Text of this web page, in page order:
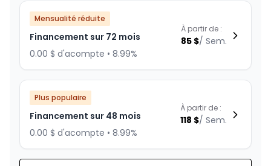
Mensualité réduite
Financement sur 72 mois
0.00 $ d'acompte • 8.99%
À partir de :
85 $/ Sem.
Plus populaire
Financement sur 48 mois
0.00 $ d'acompte • 8.99%
À partir de :
118 $/ Sem.